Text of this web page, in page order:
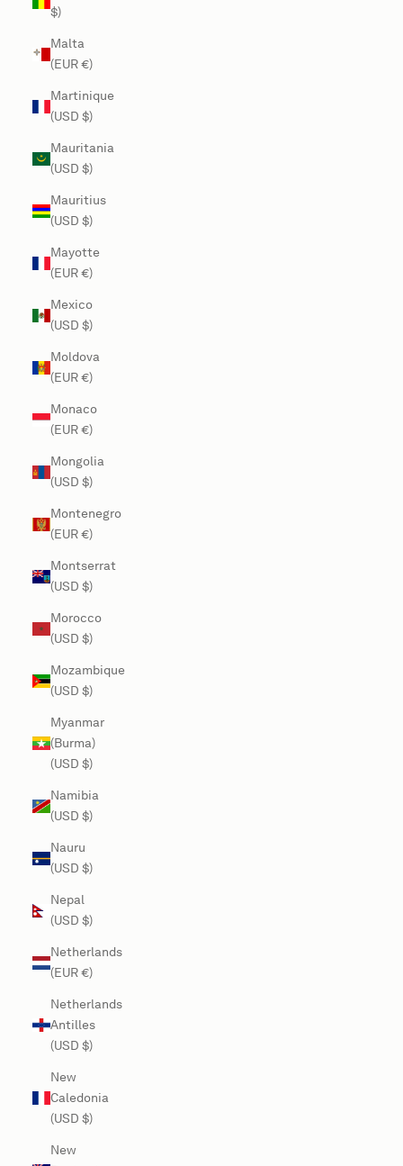
$)
Malta
(EUR €)
Martinique
(USD $)
Mauritania
(USD $)
Mauritius
(USD $)
Mayotte
(EUR €)
Mexico
(USD $)
Moldova
(EUR €)
Monaco
(EUR €)
Mongolia
(USD $)
Montenegro
(EUR €)
Montserrat
(USD $)
Morocco
(USD $)
Mozambique
(USD $)
Myanmar
(Burma)
(USD $)
Namibia
(USD $)
Nauru
(USD $)
Nepal
(USD $)
Netherlands
(EUR €)
Netherlands
Antilles
(USD $)
New
Caledonia
(USD $)
New